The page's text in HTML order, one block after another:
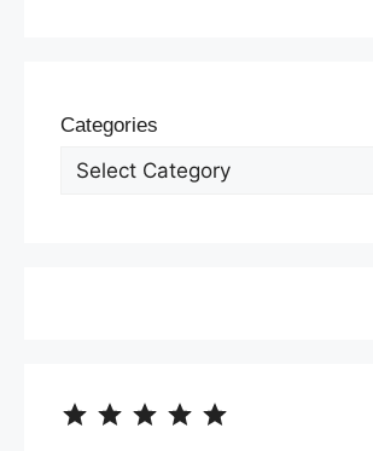
Categories
⭐ ⭐